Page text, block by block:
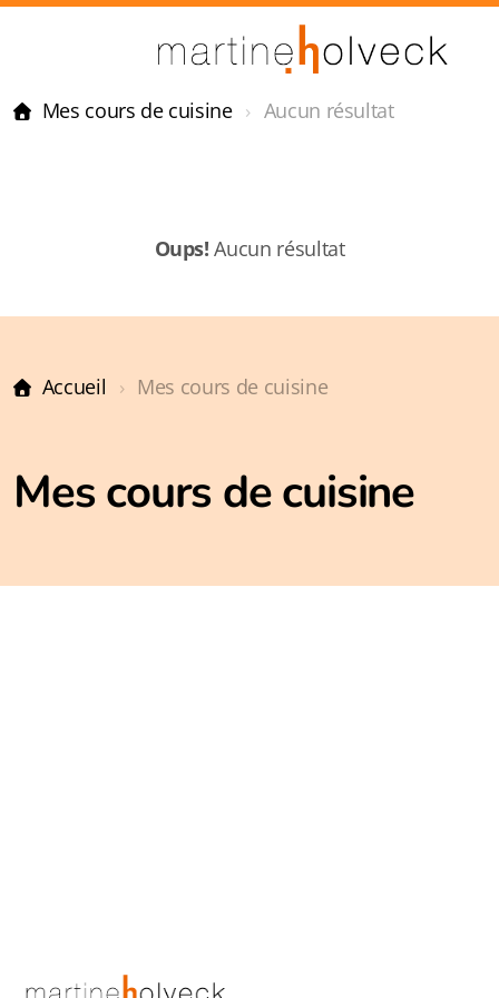
Mes cours de cuisine Aucun résultat
Oups! Aucun résultat
Accueil Mes cours de cuisine
Mes cours de cuisine